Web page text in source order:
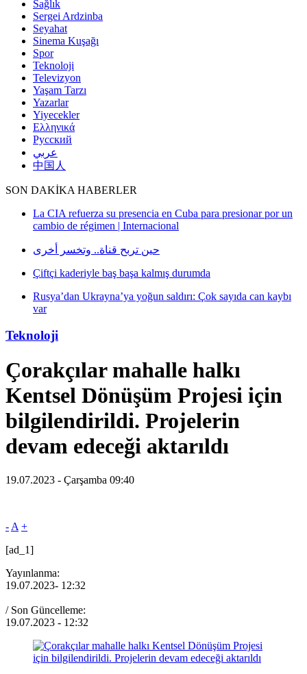
Sağlık
Sergei Ardzinba
Seyahat
Sinema Kuşağı
Spor
Teknoloji
Televizyon
Yaşam Tarzı
Yazarlar
Yiyecekler
Ελληνικά
Русский
عربي
中国人
SON DAKİKA HABERLER
un
Teknoloji
Çorakçılar mahalle halkı
Kentsel Dönüşüm Projesi için
bilgilendirildi. Projelerin
devam edeceği aktarıldı
19.07.2023 - Çarşamba 09:40
- A +
[ad_1]
Yayınlanma:
19.07.2023- 12:32
/ Son Güncelleme:
19.07.2023 - 12:32